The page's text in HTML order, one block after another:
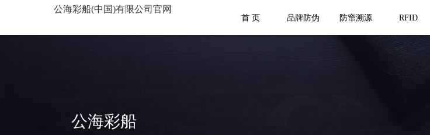
公海彩船(中国)有限公司官网
首 页
品牌防伪 防窜溯源 RFID
公海彩船